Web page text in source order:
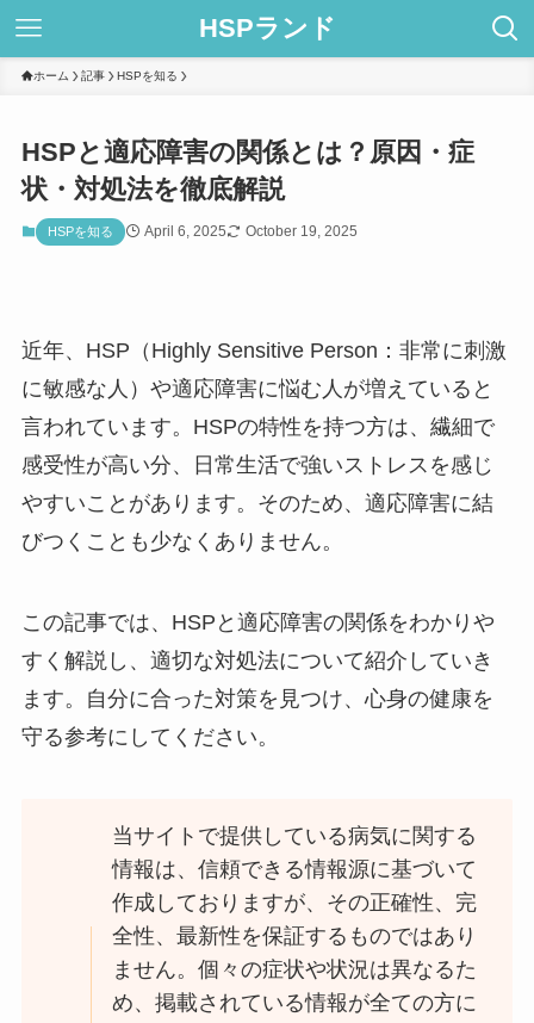
HSPランド
ホーム 記事 HSPを知る
HSPと適応障害の関係とは？原因・症
状・対処法を徹底解説
HSPを知る April 6, 2025 October 19, 2025
近年、HSP（Highly Sensitive Person：非常に刺激
に敏感な人）や適応障害に悩む人が増えていると
言われています。HSPの特性を持つ方は、繊細で
感受性が高い分、日常生活で強いストレスを感じ
やすいことがあります。そのため、適応障害に結
びつくことも少なくありません。
この記事では、HSPと適応障害の関係をわかりや
すく解説し、適切な対処法について紹介していき
ます。自分に合った対策を見つけ、心身の健康を
守る参考にしてください。
当サイトで提供している病気に関する
情報は、信頼できる情報源に基づいて
作成しておりますが、その正確性、完
全性、最新性を保証するものではあり
ません。個々の症状や状況は異なるた
め、掲載されている情報が全ての方に